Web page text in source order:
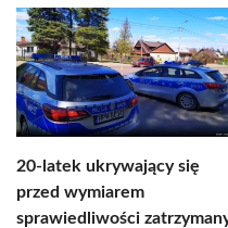
20-latek ukrywający się
przed wymiarem
sprawiedliwości